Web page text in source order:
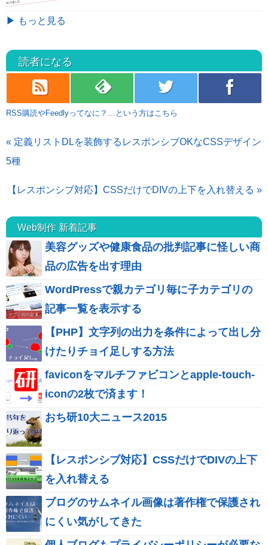
▶ もっと見る
読者になる
rss feedly twitter facebook
RSS購読やFeedlyってなに？…という方はこちら
« 定義リストDLを装飾するレスポンシブOKなCSSデザイン
5種
【レスポンシブ対応】CSSだけでDIVの上下を入れ替える »
Web制作 新着記事
美容グッズや健康食品の批判記事に怪しい商
品の広告を出す理由
WordPressで親カテゴリ毎に子カテゴリの
記事一覧を表示する
【PHP】文字列の出力を条件によって出し分
けたりチョイ足しする方法
faviconをマルチファビコンとapple-touch-
iconの2枚で済ます！
おち研10大ニュース2015
【レスポンシブ対応】CSSだけでDIVの上下
を入れ替える
ブログのサムネイル画像は著作権で保護され
にくい気がしてきた